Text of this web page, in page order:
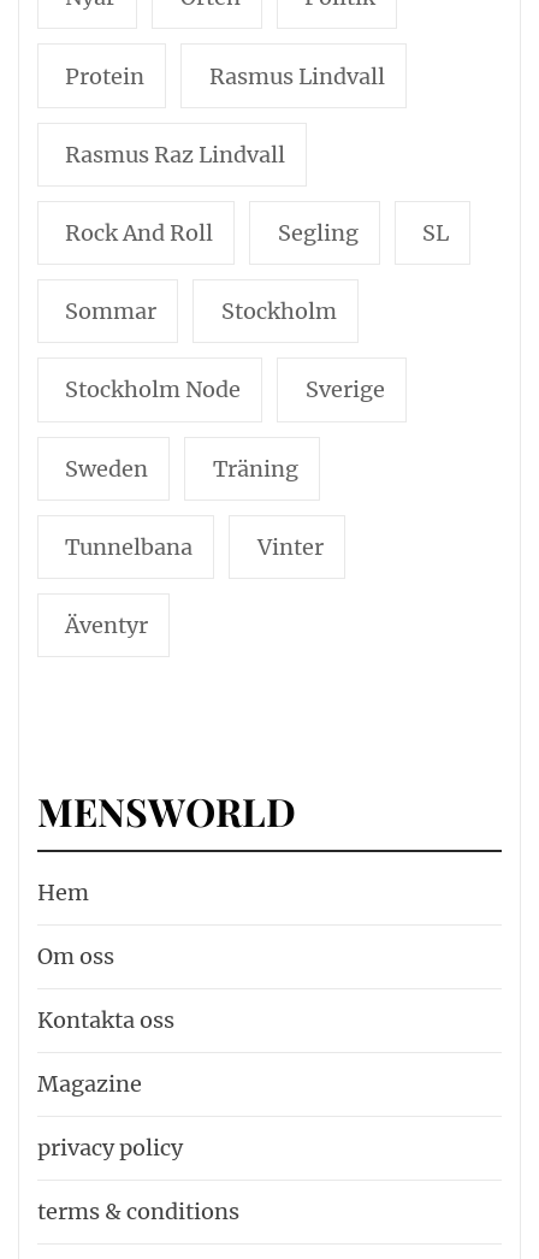
Protein Rasmus Lindvall
Rasmus Raz Lindvall
Rock And Roll Segling SL
Sommar Stockholm
Stockholm Node Sverige
Sweden Träning
Tunnelbana Vinter
Äventyr
MENSWORLD
Hem
Om oss
Kontakta oss
Magazine
privacy policy
terms & conditions